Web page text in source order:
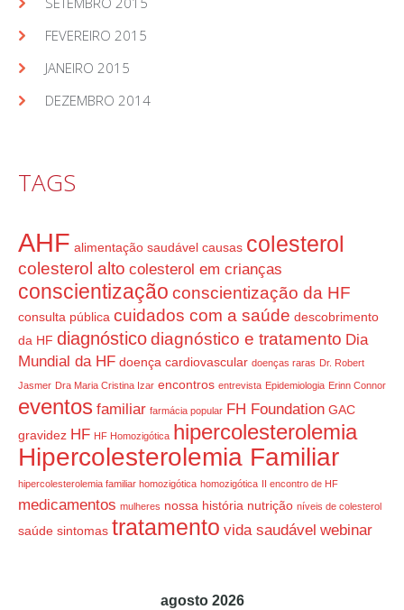
FEVEREIRO 2015
JANEIRO 2015
DEZEMBRO 2014
TAGS
AHF alimentação saudável causas colesterol
colesterol alto colesterol em crianças
conscientização conscientização da HF
consulta pública cuidados com a saúde descobrimento
da HF diagnósticodiagnóstico e tratamento Dia
Mundial da HF doença cardiovascular doenças raras Dr. Robert
Jasmer Dra Maria Cristina Izar encontros entrevista Epidemiologia Erinn Connor
eventos familiar farmácia popular FH Foundation GAC
gravidez HF HF Homozigótica hipercolesterolemia
Hipercolesterolemia Familiar
hipercolesterolemia familiar homozigótica homozigótica II encontro de HF
medicamentos mulheres nossa história nutrição níveis de colesterol
saúde sintomas tratamento vida saudável webinar
agosto 2026